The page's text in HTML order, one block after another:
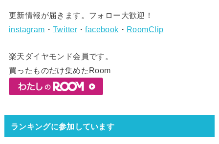
更新情報が届きます。フォロー大歓迎！
instagram ・Twitter・facebook ・ RoomClip
楽天ダイヤモンド会員です。
買ったものだけ集めたRoom
ランキングに参加しています